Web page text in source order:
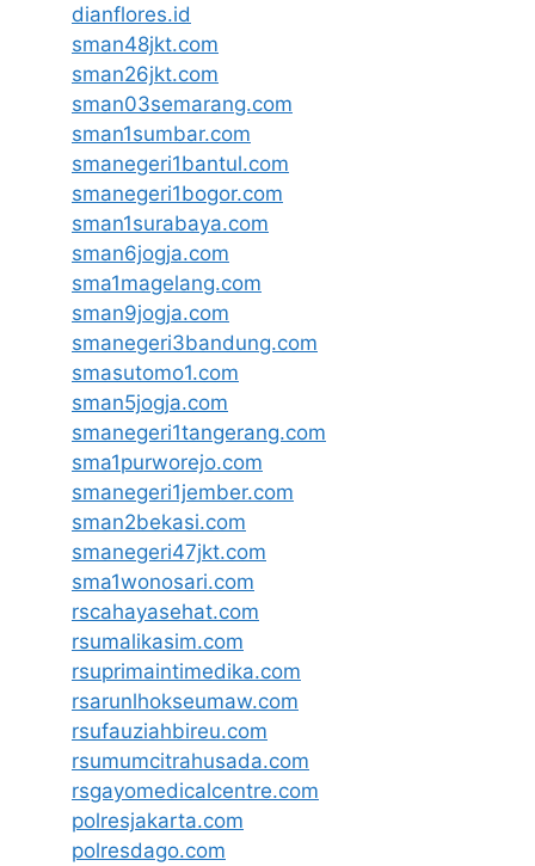
dianflores.id
sman48jkt.com
sman26jkt.com
sman03semarang.com
sman1sumbar.com
smanegeri1bantul.com
smanegeri1bogor.com
sman1surabaya.com
sman6jogja.com
sma1magelang.com
sman9jogja.com
smanegeri3bandung.com
smasutomo1.com
sman5jogja.com
smanegeri1tangerang.com
sma1purworejo.com
smanegeri1jember.com
sman2bekasi.com
smanegeri47jkt.com
sma1wonosari.com
rscahayasehat.com
rsumalikasim.com
rsuprimaintimedika.com
rsarunlhokseumaw.com
rsufauziahbireu.com
rsumumcitrahusada.com
rsgayomedicalcentre.com
polresjakarta.com
polresdago.com